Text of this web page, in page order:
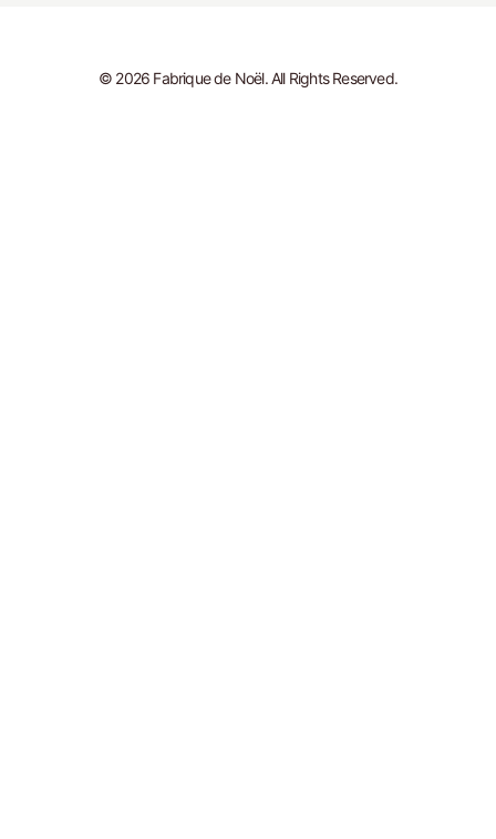
© 2026 Fabrique de Noël. All Rights Reserved.